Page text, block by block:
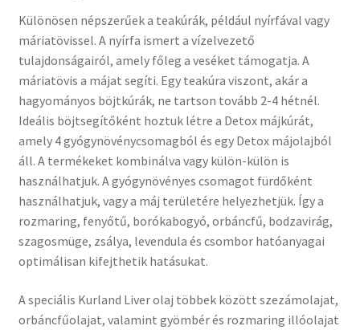
Különösen népszerűek a teakúrák, például nyírfával vagy
máriatövissel. A nyírfa ismert a vízelvezető
tulajdonságairól, amely főleg a veséket támogatja. A
máriatövis a májat segíti. Egy teakúra viszont, akár a
hagyományos böjtkúrák, ne tartson tovább 2-4 hétnél.
Ideális böjtsegítőként hoztuk létre a Detox májkúrát,
amely 4 gyógynövénycsomagból és egy Detox májolajból
áll. A termékeket kombinálva vagy külön-külön is
használhatjuk. A gyógynövényes csomagot fürdőként
használhatjuk, vagy a máj területére helyezhetjük. Így a
rozmaring, fenyőtű, borókabogyó, orbáncfű, bodzavirág,
szagosmüge, zsálya, levendula és csombor hatóanyagai
optimálisan kifejthetik hatásukat.
A speciális Kurland Liver olaj többek között szezámolajat,
orbáncfűolajat, valamint gyömbér és rozmaring illóolajat